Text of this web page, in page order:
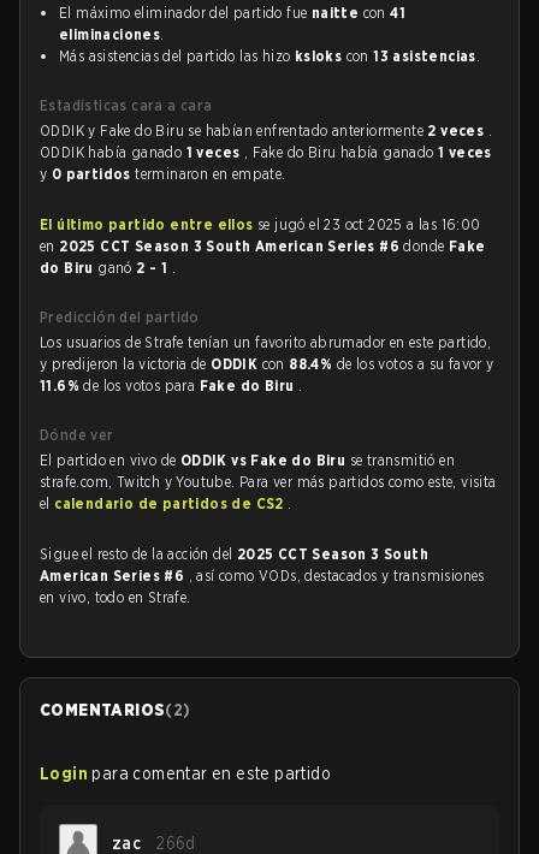
El máximo eliminador del partido fue naitte con41
eliminaciones.
Más asistencias del partido las hizo ksloks con13 asistencias.
Estadísticas cara a cara
ODDIK y Fake do Biru se habían enfrentado anteriormente 2 veces .
ODDIK había ganado 1 veces , Fake do Biru había ganado1 veces
y 0 partidosterminaron en empate.
El último partido entre ellos se jugó el 23 oct 2025 a las 16:00
en 2025 CCT Season 3 South American Series #6donde Fake
do Biru ganó 2 - 1 .
Predicción del partido
Los usuarios de Strafe tenían un favorito abrumador en este partido,
y predijeron la victoria de ODDIK con 88.4% de los votos a su favor y
11.6%de los votos para Fake do Biru .
Dónde ver
El partido en vivo de ODDIK vs Fake do Biru se transmitió en
strafe.com, Twitch y Youtube. Para ver más partidos como este, visita
el calendario de partidos de CS2 .
Sigue el resto de la acción del 2025 CCT Season 3 South
American Series #6 , así como VODs, destacados y transmisiones
en vivo, todo en Strafe.
COMENTARIOS(2)
Login para comentar en este partido
zac 266d